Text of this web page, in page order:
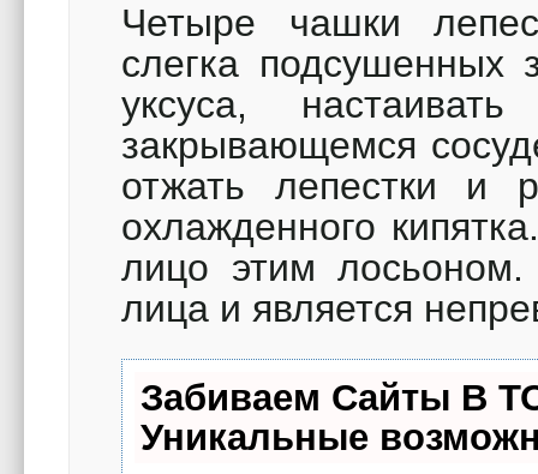
Четыре чашки
слегка подсушенных
уксуса,
закрывающемся
отжать лепестки и
охлажденного
лицо этим
лица и является
Забиваем Сайты В
Уникальные